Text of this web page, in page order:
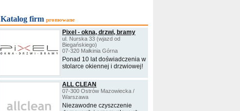
Katalog firm promowane
Pixel - okna, drzwi, bramy
ul. Nurska 33 (wjazd od
Biegańskiego)
07-320 Małkinia Górna
Ponad 10 lat doświadczenia w
stolarce okiennej i drzwiowej!
ALL CLEAN
07-300 Ostrów Mazowiecka /
Warszawa
Niezawodne czyszczenie